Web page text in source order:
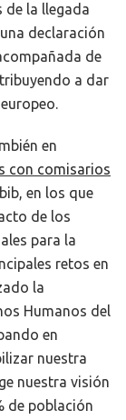
de la llegada
declaración
de
a dar
en
con comisarios
en los que
de los
para la
retos en
la
Humanos del
en
nuestra
nuestra visión
de población